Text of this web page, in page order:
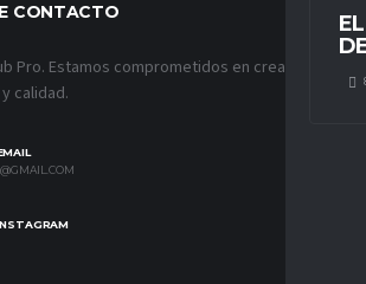
CONTACTO
Pro. Estamos comprometidos en crear ligas
calidad.